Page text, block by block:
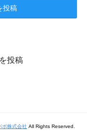
投稿
投稿
ボ株式会社 All Rights Reserved.